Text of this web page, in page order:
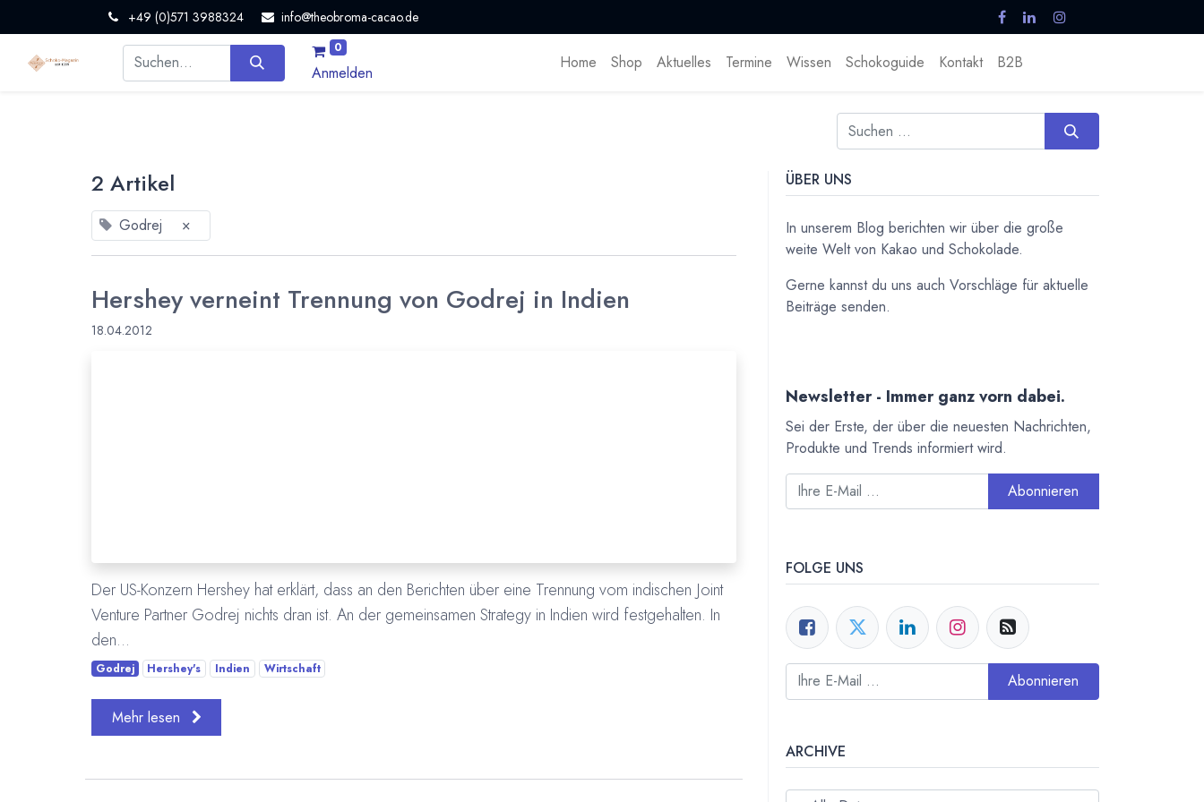
+49 (0)571 3988324 info@theobroma-cacao.de
0
Anmelden
Home Shop Aktuelles Termine Wissen Schokoguide Kontakt B2B
2 Artikel
Godrej ×
Hershey verneint Trennung von Godrej in Indien
18.04.2012
Der US-Konzern Hershey hat erklärt, dass an den Berichten über eine Trennung vom indischen Joint
Venture Partner Godrej nichts dran ist. An der gemeinsamen Strategy in Indien wird festgehalten. In
den...
Godrej Hershey's Indien Wirtschaft
Mehr lesen
ÜBER UNS
In unserem Blog berichten wir über die große
weite Welt von Kakao und Schokolade.
Gerne kannst du uns auch Vorschläge für aktuelle
Beiträge senden.
Newsletter - Immer ganz vorn dabei.
Sei der Erste, der über die neuesten Nachrichten,
Produkte und Trends informiert wird.
Abonnieren
FOLGE UNS
Abonnieren
ARCHIVE